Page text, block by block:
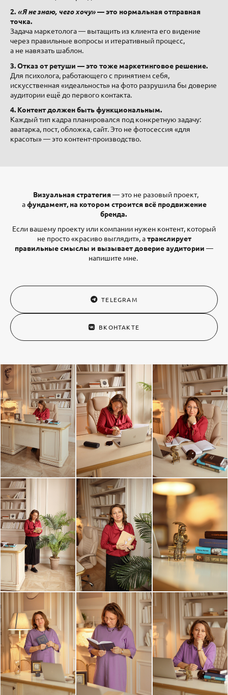
2. «Я не знаю, чего хочу»— это нормальная отправная
точка.
Задача маркетолога — вытащить из клиента его видение
через правильные вопросы и итеративный процесс,
а не навязать шаблон.
3. Отказ от ретуши — это тоже маркетинговое решение.
Для психолога, работающего с принятием себя,
искусственная «идеальность» на фото разрушила бы доверие
аудитории ещё до первого контакта.
4. Контент должен быть функциональным.
Каждый тип кадра планировался под конкретную задачу:
аватарка, пост, обложка, сайт. Это не фотосессия «для
красоты» — это контент-производство.
Визуальная стратегия— это не разовый проект,
афундамент, на котором строится всё продвижение
бренда.
Если вашему проекту или компании нужен контент, который
не просто «красиво выглядит», атранслирует
правильные смыслы и вызывает доверие аудитории —
напишите мне.
TELEGRAM
ВКОНТАКТЕ